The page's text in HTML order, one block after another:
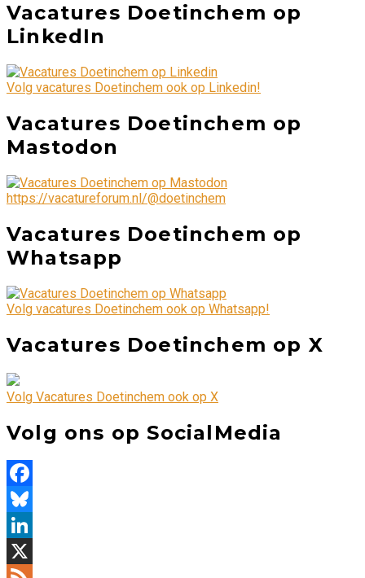
Vacatures Doetinchem op
LinkedIn
Volg vacatures Doetinchem ook op Linkedin!
Vacatures Doetinchem op
Mastodon
https://vacatureforum.nl/@doetinchem
Vacatures Doetinchem op
Whatsapp
Volg vacatures Doetinchem ook op Whatsapp!
Vacatures Doetinchem op X
Volg Vacatures Doetinchem ook op X
Volg ons op SocialMedia
Facebook
Bluesky
LinkedIn